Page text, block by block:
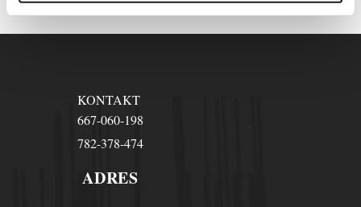
ADRES
KONTAKT
667-060-198
782-378-474